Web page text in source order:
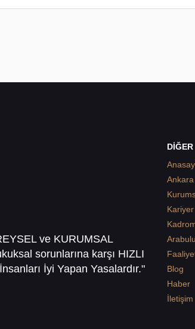
ve KURUMSAL
sorunlarına karşı HIZLI
İyi Yapan Yasalardır."
DİĞER
Kariyer
Blog
Haber
İletişim